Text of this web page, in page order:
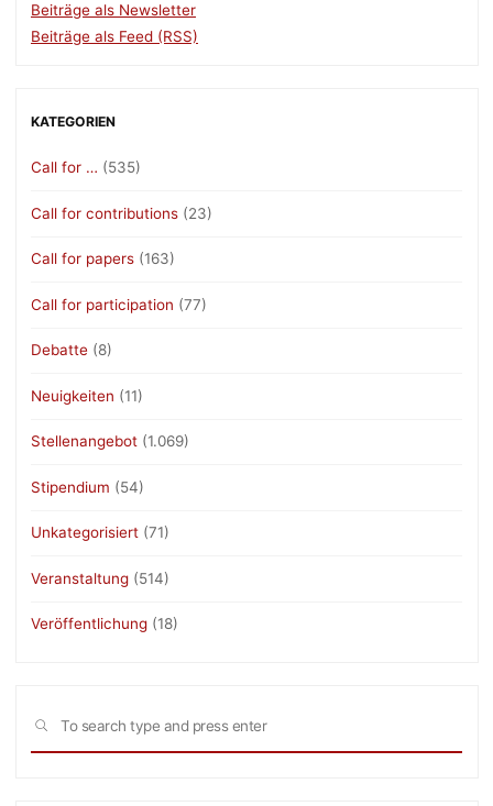
Beiträge als Newsletter
Beiträge als Feed (RSS)
KATEGORIEN
Call for … (535)
Call for contributions (23)
Call for papers (163)
Call for participation (77)
Debatte (8)
Neuigkeiten (11)
Stellenangebot (1.069)
Stipendium (54)
Unkategorisiert (71)
Veranstaltung (514)
Veröffentlichung (18)
SEARCH